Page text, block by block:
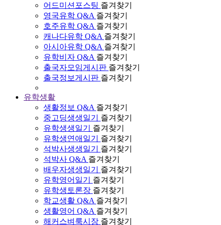
어드미션포스팅 즐겨찾기
영국유학 Q&A 즐겨찾기
호주유학 Q&A 즐겨찾기
캐나다유학 Q&A 즐겨찾기
아시아유학 Q&A 즐겨찾기
유학비자 Q&A 즐겨찾기
출국자모임게시판 즐겨찾기
출국정보게시판 즐겨찾기
유학생활
생활정보 Q&A 즐겨찾기
중고딩생생일기
즐겨찾기
유학생생일기
즐겨찾기
유학생연애일기
즐겨찾기
석박사생생일기
즐겨찾기
석박사 Q&A 즐겨찾기
배우자생생일기
즐겨찾기
유학영어일기
즐겨찾기
유학생토론장 즐겨찾기
학교생활 Q&A 즐겨찾기
생활영어 Q&A 즐겨찾기
해커스벼룩시장 즐겨찾기